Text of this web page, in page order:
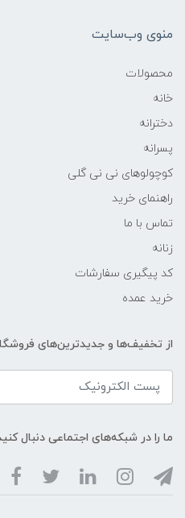
منوی وب‌سایت
محصولات
خانه
دخترانه
پسرانه
کوچولوهای نی نی گلی
راهنمای خرید
تماس با ما
زنانه
کد پیگیری سفارشات
خرید عمده
از تخفیف‌ها و جدیدترین‌های
ما را در شبکه‌های اجتماعی دنبال